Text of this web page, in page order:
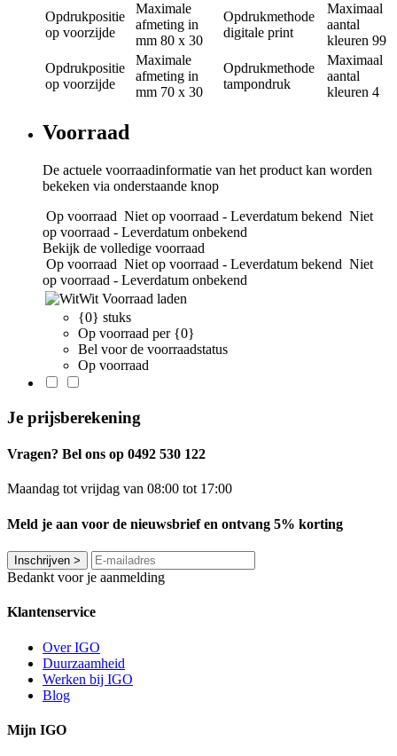
Opdrukpositie
op voorzijde
Maximale
afmeting in
mm 80 x 30
Opdrukmethode
digitale print
Maximaal
aantal
kleuren 99
Opdrukpositie
op voorzijde
Maximale
afmeting in
mm 70 x 30
Opdrukmethode
tampondruk
Maximaal
aantal
kleuren 4
Voorraad
De actuele voorraadinformatie van het product kan worden
bekeken via onderstaande knop
Op voorraad Niet op voorraad - Leverdatum bekend Niet
op voorraad - Leverdatum onbekend
Bekijk de volledige voorraad
Op voorraad Niet op voorraad - Leverdatum bekend Niet
op voorraad - Leverdatum onbekend
Wit Voorraad laden
{0} stuks
Op voorraad per {0}
Bel voor de voorraadstatus
Op voorraad
Je prijsberekening
Vragen? Bel ons op 0492 530 122
Maandag tot vrijdag van 08:00 tot 17:00
Meld je aan voor de nieuwsbrief en ontvang 5% korting
Inschrijven >
Bedankt voor je aanmelding
Klantenservice
Over IGO
Duurzaamheid
Werken bij IGO
Blog
Mijn IGO